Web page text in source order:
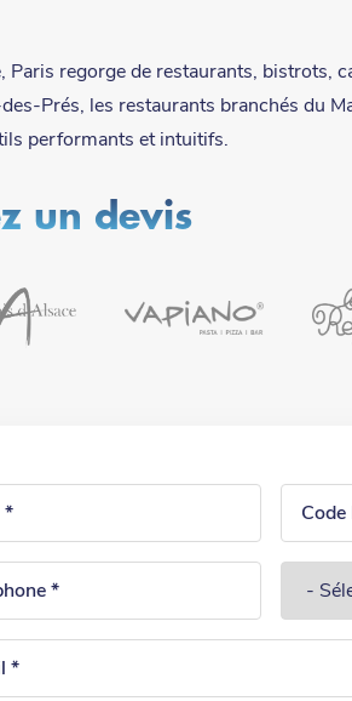
regorge de restaurants, bistrots,
Prés, les restaurants branchés du
performants et intuitifs.
un devis
Postal